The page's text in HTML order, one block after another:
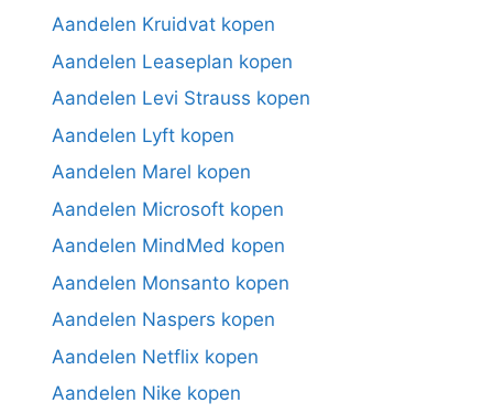
Aandelen Kruidvat kopen
Aandelen Leaseplan kopen
Aandelen Levi Strauss kopen
Aandelen Lyft kopen
Aandelen Marel kopen
Aandelen Microsoft kopen
Aandelen MindMed kopen
Aandelen Monsanto kopen
Aandelen Naspers kopen
Aandelen Netflix kopen
Aandelen Nike kopen